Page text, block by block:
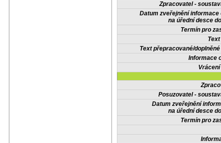
Zpracovatel -
Datum zveřejnění informace
na úřední desce
Termín pro
Text přepracované/
Informace
Posuzovatel -
Datum zveřejnění
na úřední desce
Termín pro